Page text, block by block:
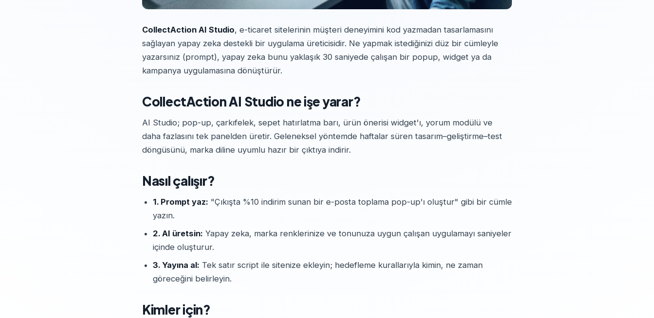
CollectAction AI Studio, e-ticaret sitelerinin müşteri deneyimini kod yazmadan tasarlamasını
sağlayan yapay zeka destekli bir uygulama üreticisidir. Ne yapmak istediğinizi düz bir cümleyle
yazarsınız (prompt), yapay zeka bunu yaklaşık 30 saniyede çalışan bir popup, widget ya da
kampanya uygulamasına dönüştürür.
CollectAction AI Studio ne işe yarar?
AI Studio; pop-up, çarkıfelek, sepet hatırlatma barı, ürün önerisi widget'ı, yorum modülü ve
daha fazlasını tek panelden üretir. Geleneksel yöntemde haftalar süren tasarım–geliştirme–test
döngüsünü, marka diline uyumlu hazır bir çıktıya indirir.
Nasıl çalışır?
1. Prompt yaz: "Çıkışta %10 indirim sunan bir e-posta toplama pop-up'ı oluştur" gibi bir cümle
yazın.
2. AI üretsin: Yapay zeka, marka renklerinize ve tonunuza uygun çalışan uygulamayı saniyeler
içinde oluşturur.
3. Yayına al: Tek satır script ile sitenize ekleyin; hedefleme kurallarıyla kimin, ne zaman
göreceğini belirleyin.
Kimler için?